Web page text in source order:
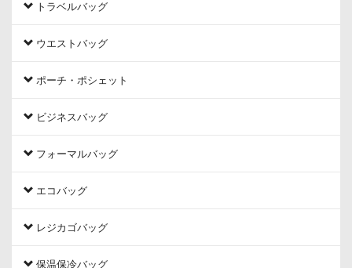
トラベルバッグ
ウエストバッグ
ポーチ・ポシェット
ビジネスバッグ
フォーマルバッグ
エコバッグ
レジカゴバッグ
保温保冷バッグ